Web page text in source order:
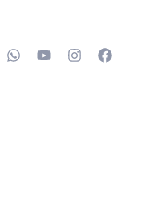
المحتوى